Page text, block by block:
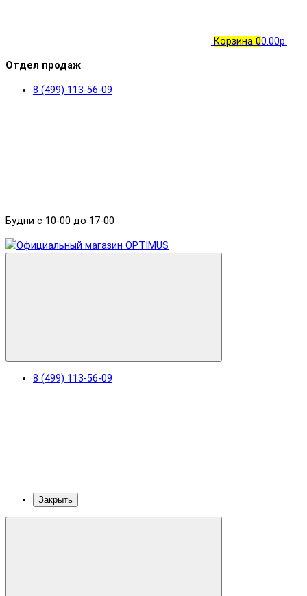
Корзина 00.00р.
Отдел продаж
8 (499) 113-56-09
Будни с 10-00 до 17-00
8 (499) 113-56-09
Закрыть